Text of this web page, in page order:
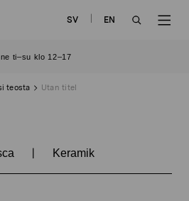
SV
EN
ti–su klo 12–17
teosta Utan titel
| Keramik